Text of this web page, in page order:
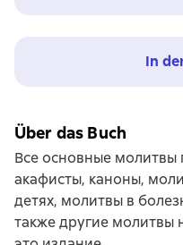
In
Über das Buch
Все основные молитвы
акафисты, каноны,
детях, молитвы в
также другие молитвы